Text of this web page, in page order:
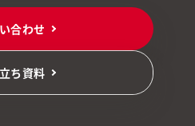
合わせ
ち資料